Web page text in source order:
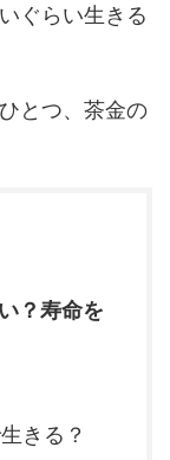
ぐらい生きる
とつ、茶金の
？寿命を
きる？